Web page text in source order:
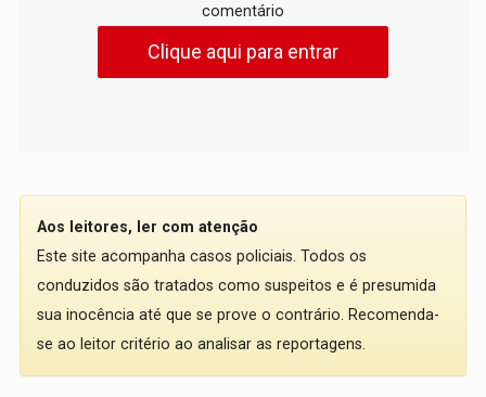
comentário
Clique aqui para entrar
Aos leitores, ler com atenção
Este site acompanha casos policiais. Todos os
conduzidos são tratados como suspeitos e é presumida
sua inocência até que se prove o contrário. Recomenda-
se ao leitor critério ao analisar as reportagens.